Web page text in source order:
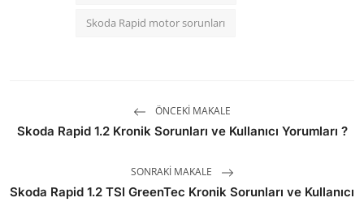
Skoda Rapid motor sorunları
ÖNCEKI MAKALE
Skoda Rapid 1.2 Kronik Sorunları ve Kullanıcı Yorumları ?
SONRAKI MAKALE
Skoda Rapid 1.2 TSI GreenTec Kronik Sorunları ve Kullanıcı